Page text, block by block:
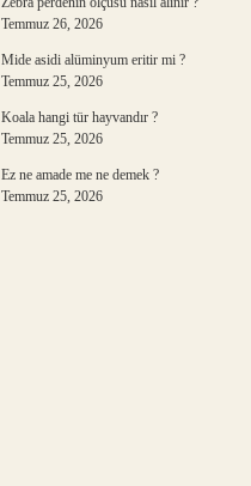
Temmuz 26, 2026
Mide asidi alüminyum eritir mi ?
Temmuz 25, 2026
Koala hangi tür hayvandır ?
Temmuz 25, 2026
Ez ne amade me ne demek ?
Temmuz 25, 2026